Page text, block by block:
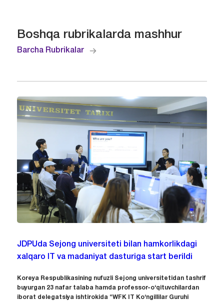
Boshqa rubrikalarda mashhur
Barcha Rubrikalar
JDPUda Sejong universiteti bilan hamkorlikdagi
xalqaro IT va madaniyat dasturiga start berildi
Koreya Respublikasining nufuzli Sejong universitetidan tashrif
buyurgan 23 nafar talaba hamda professor-o‘qituvchilardan
iborat delegatsiya ishtirokida “WFK IT Ko‘ngillilar Guruhi